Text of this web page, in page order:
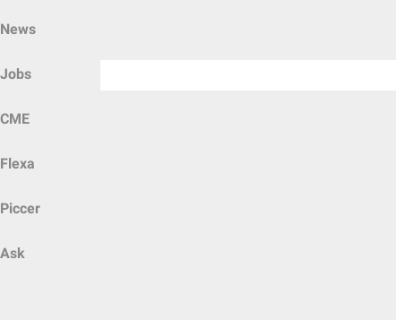
News
Jobs
CME
Flexa
Piccer
Ask